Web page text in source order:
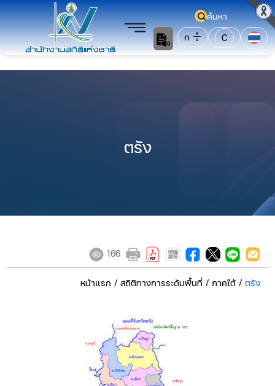
ค้นหา
ก
C
ตรัง
166
หน้าแรก / สถิติทางการระดับพื้นที่/ ภาคใต้/ ตรัง